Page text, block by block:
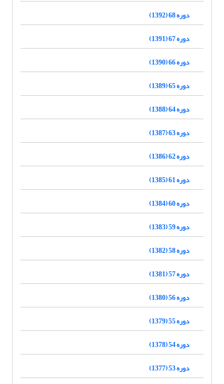
دوره 68 (1392)
دوره 67 (1391)
دوره 66 (1390)
دوره 65 (1389)
دوره 64 (1388)
دوره 63 (1387)
دوره 62 (1386)
دوره 61 (1385)
دوره 60 (1384)
دوره 59 (1383)
دوره 58 (1382)
دوره 57 (1381)
دوره 56 (1380)
دوره 55 (1379)
دوره 54 (1378)
دوره 53 (1377)